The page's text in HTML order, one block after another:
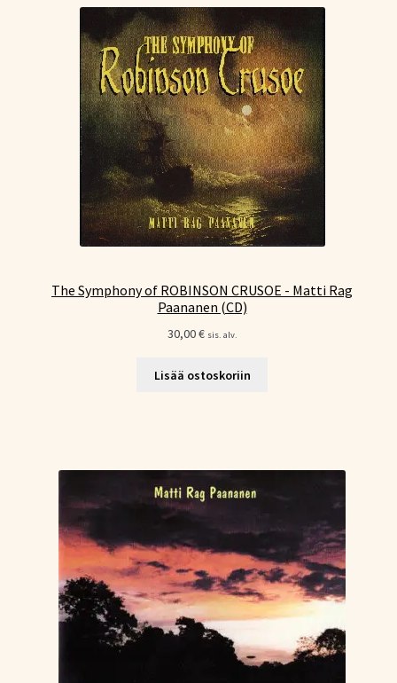
The Symphony of ROBINSON CRUSOE - Matti Rag
Paananen (CD)
30,00€ sis. alv.
Lisää ostoskoriin